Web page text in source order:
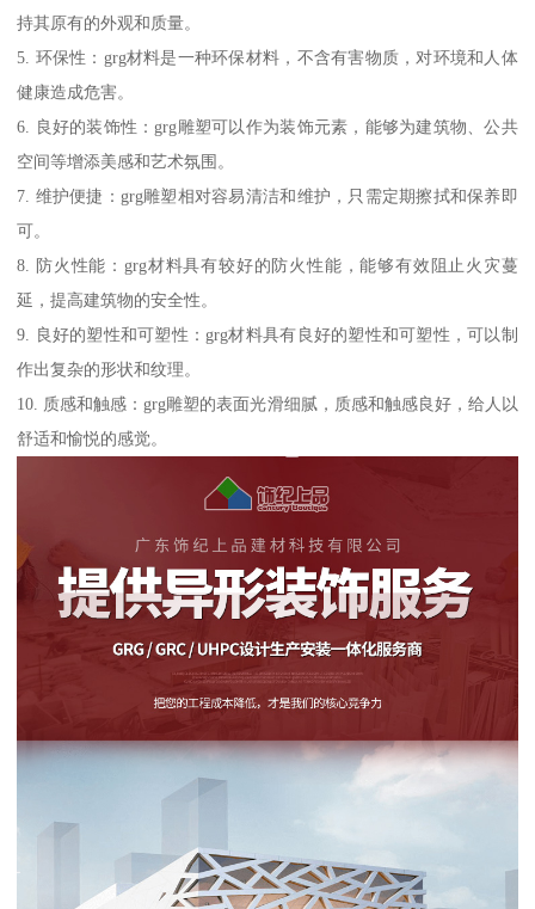
持其原有的外观和质量。
5. 环保性：grg材料是一种环保材料，不含有害物质，对环境和人体
健康造成危害。
6. 良好的装饰性：grg雕塑可以作为装饰元素，能够为建筑物、公共
空间等增添美感和艺术氛围。
7. 维护便捷：grg雕塑相对容易清洁和维护，只需定期擦拭和保养即
可。
8. 防火性能：grg材料具有较好的防火性能，能够有效阻止火灾蔓
延，提高建筑物的安全性。
9. 良好的塑性和可塑性：grg材料具有良好的塑性和可塑性，可以制
作出复杂的形状和纹理。
10. 质感和触感：grg雕塑的表面光滑细腻，质感和触感良好，给人以
舒适和愉悦的感觉。